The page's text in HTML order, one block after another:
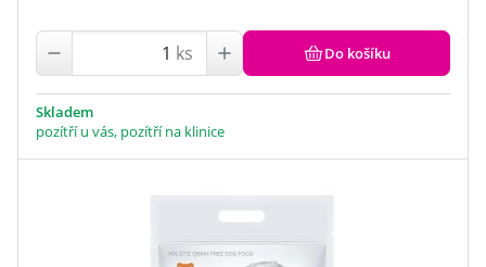
ks Do košíku
Skladem
pozítří u vás, pozítří na klinice